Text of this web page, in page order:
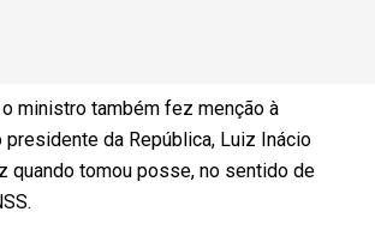
ministro também fez menção à
da República, Luiz Inácio
quando tomou posse, no sentido de